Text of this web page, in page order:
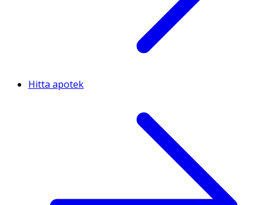
Hitta apotek